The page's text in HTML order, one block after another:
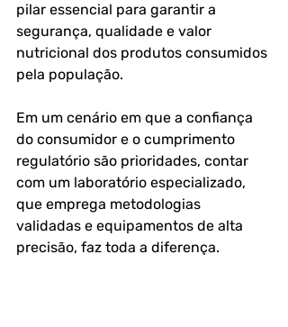
pilar essencial para garantir a
segurança, qualidade e valor
nutricional dos produtos consumidos
pela população.
Em um cenário em que a confiança
do consumidor e o cumprimento
regulatório são prioridades, contar
com um laboratório especializado,
que emprega metodologias
validadas e equipamentos de alta
precisão, faz toda a diferença.